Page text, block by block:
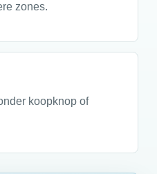
zones.
koopknop of